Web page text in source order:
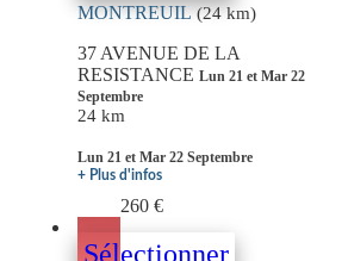
MONTREUIL(24 km)
37 AVENUE DE LA
RESISTANCE Lun 21 et Mar 22
Septembre
24 km
Lun 21 et Mar 22 Septembre
+ Plus d'infos
260 €
Sélectionner